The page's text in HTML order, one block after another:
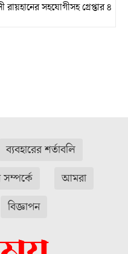
রায়হানের সহযোগীসহ গ্রেপ্তার ৪
ব্যবহারের শর্তাবলি
আমরা
বিজ্ঞাপন